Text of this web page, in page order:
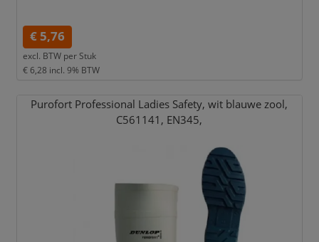
€ 5,76
excl. BTW per Stuk
€ 6,28 incl. 9% BTW
Purofort Professional Ladies Safety, wit blauwe zool,
C561141, EN345,